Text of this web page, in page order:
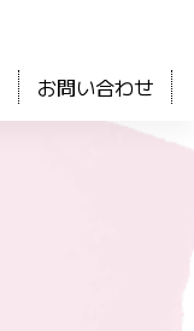
お問い合わせ